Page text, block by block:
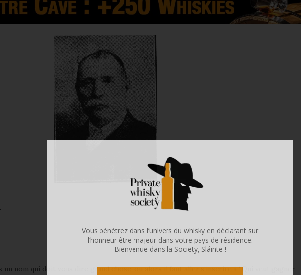
un nom qui doit vous dire grand chose, ou alors il faut aller s’inscrire à “Qui veut gagner
Vous pénétrez dans l’univers du whisky en déclarant sur
l’honneur être majeur dans votre pays de résidence.
Bienvenue dans la Society, Sláinte !